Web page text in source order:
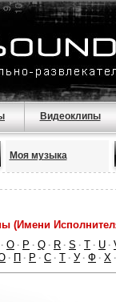
Видеоклипы
Моя музыка
(Имени
· O · P · Q · R · S · T · U ·
· П · Р · С · Т · У · Ф · Х